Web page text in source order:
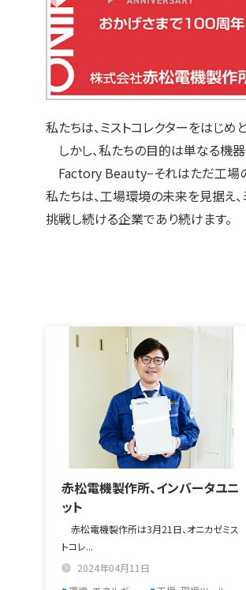
私たちは、ミストコレクターをはじ
しかし、私たちの目的は単なる機器
Factory Beauty−それはただ工場の
私たちは、工場環境の未来を見据え
挑戦し続ける企業であり続けます。
赤松電機製作所、インバータユニ
ット
赤松電機製作所は3月21日、オニカゼミス
トコレ...
2024年04月11日